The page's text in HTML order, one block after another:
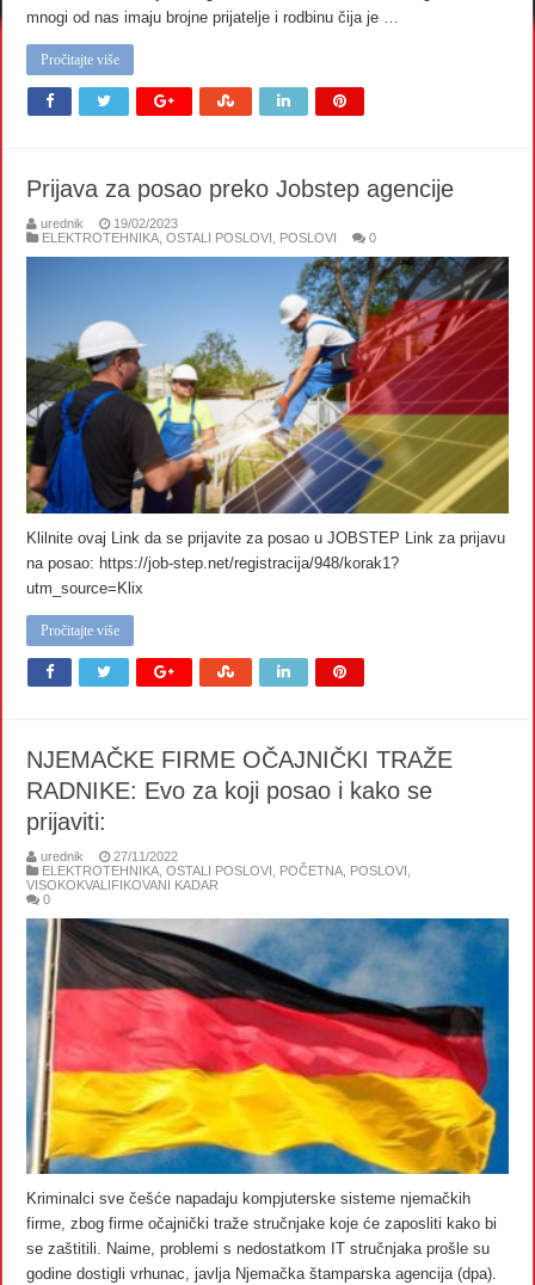
mnogi od nas imaju brojne prijatelje i rodbinu čija je …
Pročitajte više
Prijava za posao preko Jobstep agencije
urednik
19/02/2023
ELEKTROTEHNIKA ,OSTALI POSLOVI POSLOVI 0
Klilnite ovaj Link da se prijavite za posao u JOBSTEP Link za prijavu
na posao: https://job-step.net/registracija/948/korak1?
utm_source=Klix
Pročitajte više
NJEMAČKE FIRME OČAJNIČKI TRAŽE
RADNIKE: Evo za koji posao i kako se
prijaviti:
urednik
27/11/2022
ELEKTROTEHNIKA ,OSTALI POSLOVI POČETNA POSLOVI
VISOKOKVALIFIKOVANI KADAR
0
Kriminalci sve češće napadaju kompjuterske sisteme njemačkih
firme, zbog firme očajnički traže stručnjake koje će zaposliti kako bi
se zaštitili. Naime, problemi s nedostatkom IT stručnjaka prošle su
godine dostigli vrhunac, javlja Njemačka štamparska agencija (dpa).